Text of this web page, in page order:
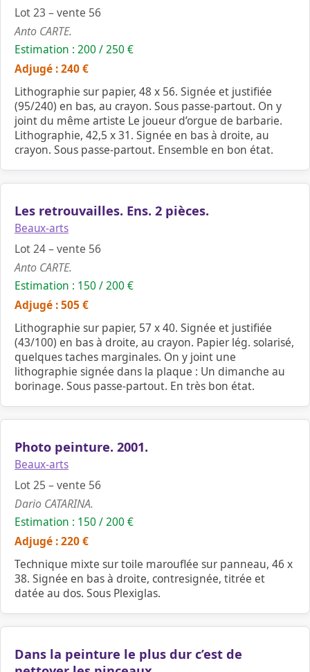
Lot 23 – vente 56
Anto CARTE.
Estimation : 200 / 250 €
Adjugé : 240 €
Lithographie sur papier, 48 x 56. Signée et justifiée
(95/240) en bas, au crayon. Sous passe-partout. On y
joint du même artiste Le joueur d’orgue de barbarie.
Lithographie, 42,5 x 31. Signée en bas à droite, au
crayon. Sous passe-partout. Ensemble en bon état.
Les retrouvailles. Ens. 2 pièces.
Beaux-arts
Lot 24 – vente 56
Anto CARTE.
Estimation : 150 / 200 €
Adjugé : 505 €
Lithographie sur papier, 57 x 40. Signée et justifiée
(43/100) en bas à droite, au crayon. Papier lég. solarisé,
quelques taches marginales. On y joint une
lithographie signée dans la plaque : Un dimanche au
borinage. Sous passe-partout. En très bon état.
Photo peinture. 2001.
Beaux-arts
Lot 25 – vente 56
Dario CATARINA.
Estimation : 150 / 200 €
Adjugé : 220 €
Technique mixte sur toile marouflée sur panneau, 46 x
38. Signée en bas à droite, contresignée, titrée et
datée au dos. Sous Plexiglas.
Dans la peinture le plus dur c’est de